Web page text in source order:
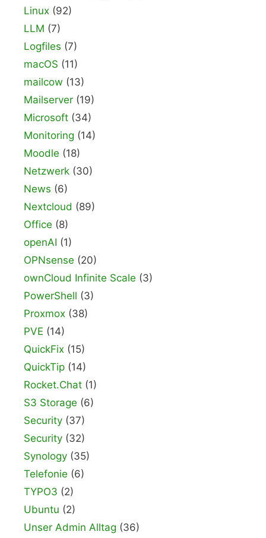
Linux (92)
LLM (7)
Logfiles (7)
macOS (11)
mailcow (13)
Mailserver (19)
Microsoft (34)
Monitoring (14)
Moodle (18)
Netzwerk (30)
News (6)
Nextcloud (89)
Office (8)
openAI (1)
OPNsense (20)
ownCloud Infinite Scale (3)
PowerShell (3)
Proxmox (38)
PVE (14)
QuickFix (15)
QuickTip (14)
Rocket.Chat (1)
S3 Storage (6)
Security (37)
Security (32)
Synology (35)
Telefonie (6)
TYPO3 (2)
Ubuntu (2)
Unser Admin Alltag (36)